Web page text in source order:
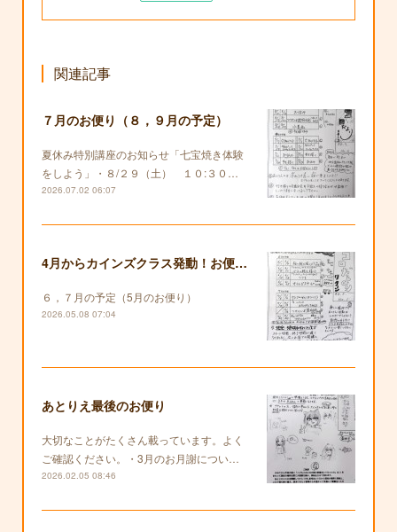
関連記事
７月のお便り（８，９月の予定）
夏休み特別講座のお知らせ「七宝焼き体験
をしよう」・８/２９（土） １０:３０…
2026.07.02 06:07
4月からカインズクラス発動！お便りも復活します！
６，７月の予定（5月のお便り）
2026.05.08 07:04
あとりえ最後のお便り
大切なことがたくさん載っています。よく
ご確認ください。・3月のお月謝につい…
2026.02.05 08:46